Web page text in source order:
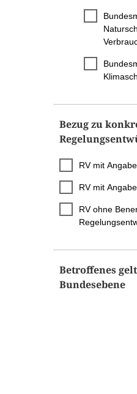
Bezug zu
RV mit
RV mit
RV ohne
Betroffenes
Bundesebene